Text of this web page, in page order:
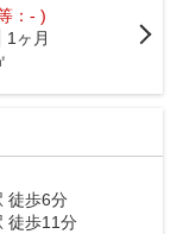
：- )
1ヶ月
徒歩6分
徒歩11分